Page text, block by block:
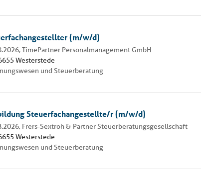
(m/w/d)
TimePartner Personalmanagement GmbH
Westerstede
und Steuerberatung
Steuerfachangestellte/r (m/w/d)
Frers-Sextroh & Partner Steuerberatungsgesellschaft
Westerstede
und Steuerberatung